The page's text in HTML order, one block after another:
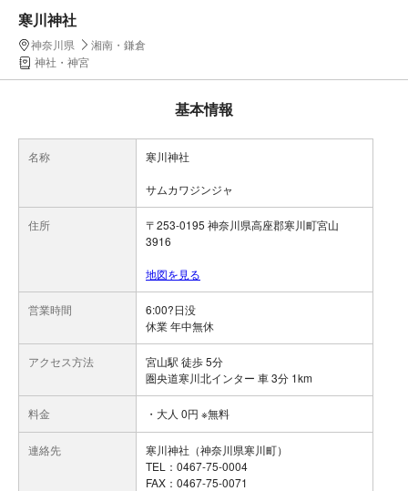
寒川神社
神奈川県
湘南・鎌倉
神社・神宮
基本情報
名称 寒川神社
サムカワジンジャ
住所
〒253-0195 神奈川県高座郡寒川町宮山
3916
地図を見る
営業時間
6:00?日没
休業 年中無休
アクセス方法
宮山駅 徒歩 5分
圏央道寒川北インター 車 3分 1km
料金 ・大人 0円 ※無料
連絡先
寒川神社（神奈川県寒川町）
TEL：0467-75-0004
FAX：0467-75-0071